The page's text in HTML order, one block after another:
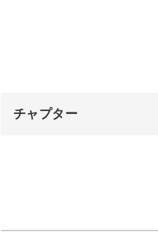
失敗したり思うようになら
チャプター